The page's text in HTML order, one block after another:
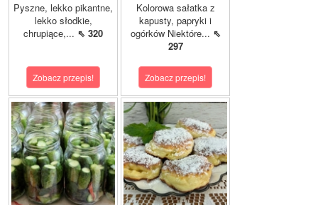
Pyszne, lekko pikantne,
lekko słodkie,
chrupiące,... ⇖ 320
Zobacz przepis!
Kolorowa sałatka z
kapusty, papryki i
ogórków Niektóre... ⇖
297
Zobacz przepis!